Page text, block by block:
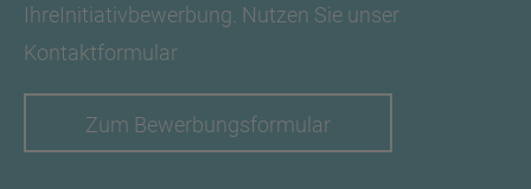
IhreInitiativbewerbung. Nutzen Sie unser
Kontaktformular
Zum Bewerbungsformular